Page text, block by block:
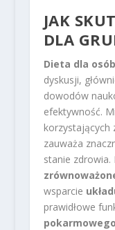
JAK
DLA
Dieta dla
dyskusji,
dowodów
efektywność.
korzystających
zauważa
stanie
wsparcie
prawidłowe
pokarmowego